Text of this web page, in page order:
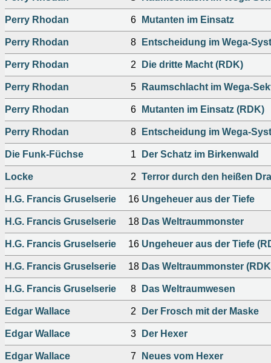
Perry Rhodan 6 Mutanten im Einsatz
Perry Rhodan 8 Entscheidung im Wega-
Perry Rhodan 2 Die dritte Macht (RDK)
Perry Rhodan 5 Raumschlacht im Wega-
Perry Rhodan 6 Mutanten im Einsatz (RDK)
Perry Rhodan 8 Entscheidung im Wega-
Die Funk-Füchse 1 Der Schatz im Birkenwald
Locke 2 Terror durch den heißen
H.G. Francis Gruselserie 16 Ungeheuer aus der Tiefe
H.G. Francis Gruselserie 18 Das Weltraummonster
H.G. Francis Gruselserie 16 Ungeheuer aus der Tiefe
H.G. Francis Gruselserie 18 Das Weltraummonster
H.G. Francis Gruselserie 8 Das Weltraumwesen
Edgar Wallace 2 Der Frosch mit der Maske
Edgar Wallace 3 Der Hexer
Edgar Wallace 7 Neues vom Hexer